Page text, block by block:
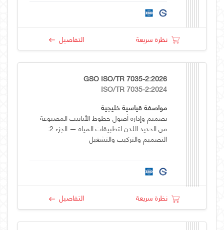
نظرة سريعة التفاصيل
GSO ISO/TR 7035-2:2026
ISO/TR 7035-2:2024
مواصفة قياسية خليجية
تصميم وإدارة أصول خطوط الأنابيب المصنوعة
من الحديد اللدن لتطبيقات المياه — الجزء 2:
التصميم والتركيب والتشغيل
نظرة سريعة التفاصيل